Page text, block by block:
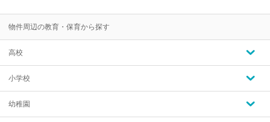
物件周辺の教育・保育から探す
高校
小学校
幼稚園